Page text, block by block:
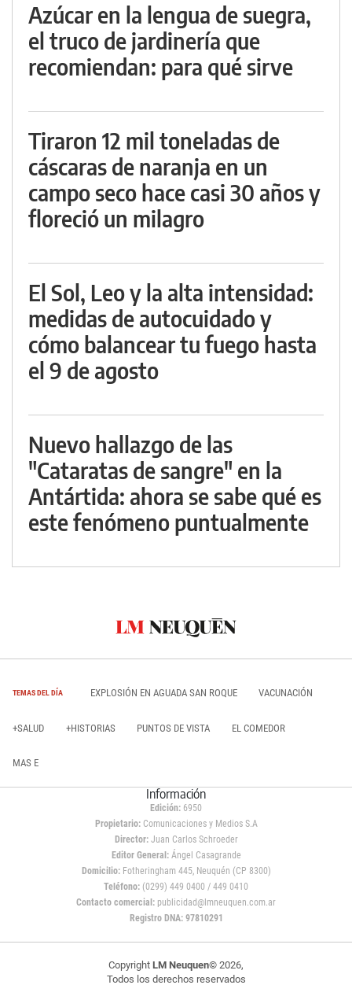
Azúcar en la lengua de suegra,
el truco de jardinería que
recomiendan: para qué sirve
Tiraron 12 mil toneladas de
cáscaras de naranja en un
campo seco hace casi 30 años y
floreció un milagro
El Sol, Leo y la alta intensidad:
medidas de autocuidado y
cómo balancear tu fuego hasta
el 9 de agosto
Nuevo hallazgo de las
"Cataratas de sangre" en la
Antártida: ahora se sabe qué es
este fenómeno puntualmente
TEMAS DEL DÍA EXPLOSIÓN EN AGUADA SAN ROQUE VACUNACIÓN
+SALUD +HISTORIAS PUNTOS DE VISTA EL COMEDOR
MAS E
Información
Edición: 6950
Propietario:Comunicaciones y Medios S.A
Director: Juan Carlos Schroeder
Editor General:Ángel Casagrande
Domicilio:Fotheringham 445, Neuquén (CP 8300)
Teléfono: (0299) 449 0400 / 449 0410
Contacto comercial: publicidad@lmneuquen.com.ar
Registro DNA: 97810291
Copyright LM Neuquen© 2026,
Todos los derechos reservados